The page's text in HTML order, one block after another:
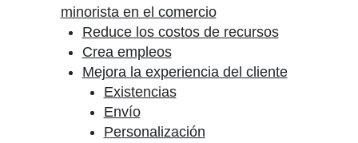
minorista en el comercio
Reduce los costos de recursos
Crea empleos
Mejora la experiencia del cliente
Existencias
Envío
Personalización